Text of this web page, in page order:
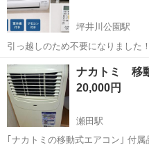
坪井川公園駅
引っ越しのため不要になりました！ ・メーカー：三菱電機（霧ヶ峰）
・18畳用 ・使用期間：約8か月 ・
まで正常に使用していました。 ・
は、以前100Vから2...
熊本 熊本市 坪井川公園駅
ナカトミ 移
20,000円
瀬田駅
｢ナカトミの移動式エアコン｣ 付属品 本体、窓パネル、排気ダクト、ド